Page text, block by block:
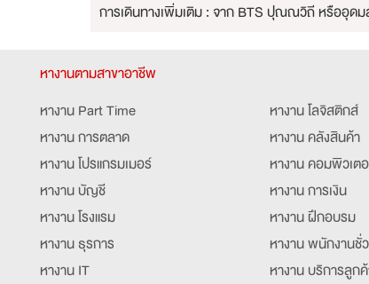
การเดินทางเพิ่มเติม : จาก BTS ปุณณวิถี หรืออุดม
หางานตามสาขาอาชีพ
หางาน Part Time
หางาน การตลาด
หางาน โปรแกรมเมอร์
หางาน บัญชี
หางาน โรงแรม
หางาน ธุรการ
หางาน IT
หางาน โลจิสติกส์
หางาน คลังสินค้า
หางาน คอมพิวเต
หางาน การเงิน
หางาน ฝึกอบรม
หางาน พนักงานชั่
หางาน บริการลูก